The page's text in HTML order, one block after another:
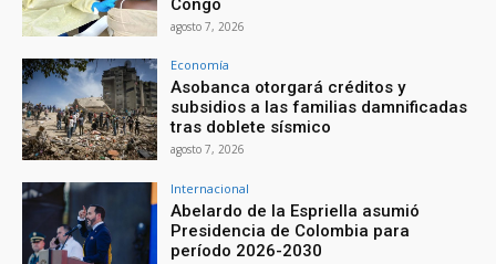
Congo
agosto 7, 2026
Economía
Asobanca otorgará créditos y
subsidios a las familias damnificadas
tras doblete sísmico
agosto 7, 2026
Internacional
Abelardo de la Espriella asumió
Presidencia de Colombia para
período 2026-2030